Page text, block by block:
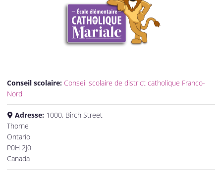
Conseil scolaire: Conseil scolaire de district catholique Franco-
Nord
Adresse: 1000, Birch Street
Thorne
Ontario
P0H 2J0
Canada